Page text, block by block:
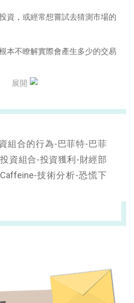
資，或經常想嘗試去猜測市場的
本不瞭解實際會產生多少的交易
分析當做投資買賣的判斷依據
程中賣出或貪婪的在上漲中買進
中
放在銀行當存款
展開
組合的行為-巴菲特-巴菲
資組合-投資獲利-財經部
技術分析-恐慌下